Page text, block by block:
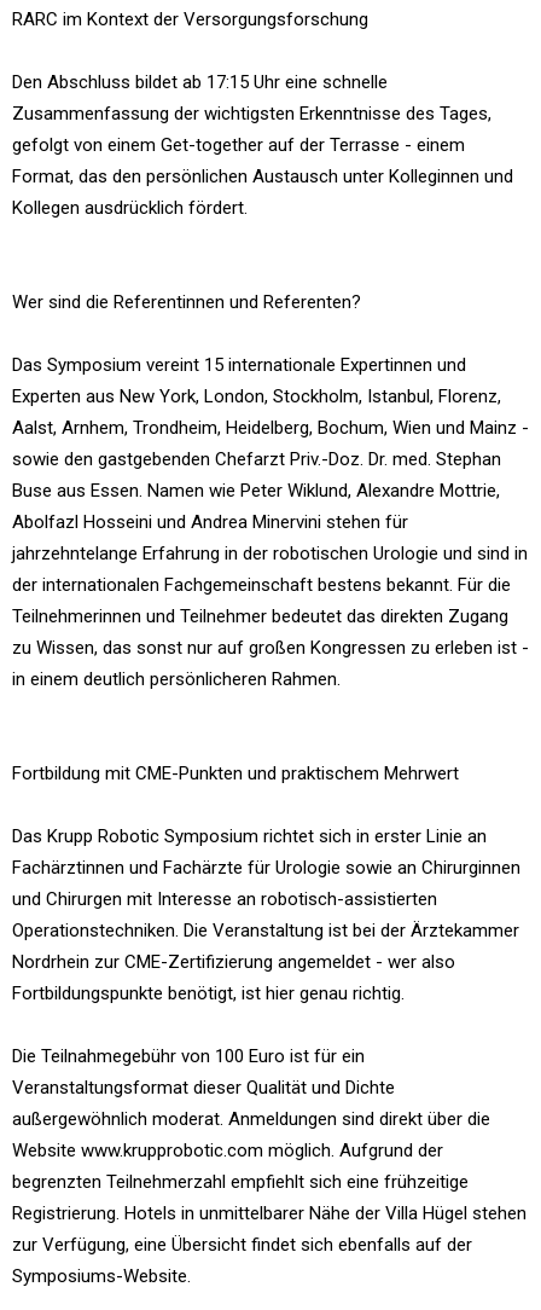
RARC im Kontext der Versorgungsforschung
Den Abschluss bildet ab 17:15 Uhr eine schnelle
Zusammenfassung der wichtigsten Erkenntnisse des Tages,
gefolgt von einem Get-together auf der Terrasse - einem
Format, das den persönlichen Austausch unter Kolleginnen und
Kollegen ausdrücklich fördert.
Wer sind die Referentinnen und Referenten?
Das Symposium vereint 15 internationale Expertinnen und
Experten aus New York, London, Stockholm, Istanbul, Florenz,
Aalst, Arnhem, Trondheim, Heidelberg, Bochum, Wien und Mainz -
sowie den gastgebenden Chefarzt Priv.-Doz. Dr. med. Stephan
Buse aus Essen. Namen wie Peter Wiklund, Alexandre Mottrie,
Abolfazl Hosseini und Andrea Minervini stehen für
jahrzehntelange Erfahrung in der robotischen Urologie und sind in
der internationalen Fachgemeinschaft bestens bekannt. Für die
Teilnehmerinnen und Teilnehmer bedeutet das direkten Zugang
zu Wissen, das sonst nur auf großen Kongressen zu erleben ist -
in einem deutlich persönlicheren Rahmen.
Fortbildung mit CME-Punkten und praktischem Mehrwert
Das Krupp Robotic Symposium richtet sich in erster Linie an
Fachärztinnen und Fachärzte für Urologie sowie an Chirurginnen
und Chirurgen mit Interesse an robotisch-assistierten
Operationstechniken. Die Veranstaltung ist bei der Ärztekammer
Nordrhein zur CME-Zertifizierung angemeldet - wer also
Fortbildungspunkte benötigt, ist hier genau richtig.
Die Teilnahmegebühr von 100 Euro ist für ein
Veranstaltungsformat dieser Qualität und Dichte
außergewöhnlich moderat. Anmeldungen sind direkt über die
Website www.krupprobotic.com möglich. Aufgrund der
begrenzten Teilnehmerzahl empfiehlt sich eine frühzeitige
Registrierung. Hotels in unmittelbarer Nähe der Villa Hügel stehen
zur Verfügung, eine Übersicht findet sich ebenfalls auf der
Symposiums-Website.